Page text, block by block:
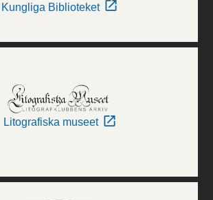
Kungliga Biblioteket
Litografiska museet